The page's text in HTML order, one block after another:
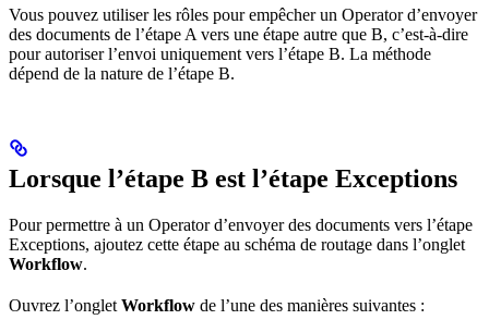
Vous pouvez utiliser les rôles pour empêcher un Operator d’envoyer
des documents de l’étape A vers une étape autre que B, c’est-à-dire
pour autoriser l’envoi uniquement vers l’étape B. La méthode
dépend de la nature de l’étape B.
Lorsque l’étape B est l’étape Exceptions
Pour permettre à un Operator d’envoyer des documents vers l’étape
Exceptions, ajoutez cette étape au schéma de routage dans l’onglet
Workflow.
Ouvrez l’onglet Workflow de l’une des manières suivantes :